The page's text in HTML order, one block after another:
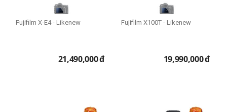
Fujifilm X-E4 - Likenew
21,490,000đ
Fujifilm X100T - Likenew
19,990,000đ